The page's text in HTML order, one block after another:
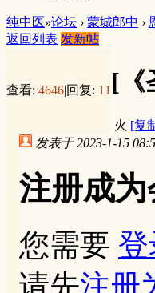
纯中医»论坛 › 蒙城郎中 ›
返回列表 发新帖
查看: 4646|回复: 11 [《
火 [复
发表于 2023-1-15
注册成
您需要
请先注册